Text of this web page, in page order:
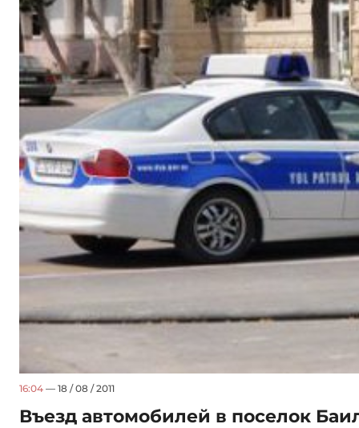
16:04 — 18 / 08 / 2011
Въезд автомобилей в поселок